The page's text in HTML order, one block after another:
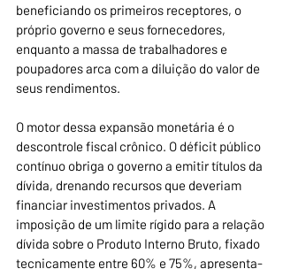
beneficiando os primeiros receptores, o
próprio governo e seus fornecedores,
enquanto a massa de trabalhadores e
poupadores arca com a diluição do valor de
seus rendimentos.
O motor dessa expansão monetária é o
descontrole fiscal crônico. O déficit público
contínuo obriga o governo a emitir títulos da
dívida, drenando recursos que deveriam
financiar investimentos privados. A
imposição de um limite rígido para a relação
dívida sobre o Produto Interno Bruto, fixado
tecnicamente entre 60% e 75%, apresenta-